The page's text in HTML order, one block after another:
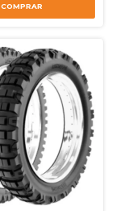
COMPRAR